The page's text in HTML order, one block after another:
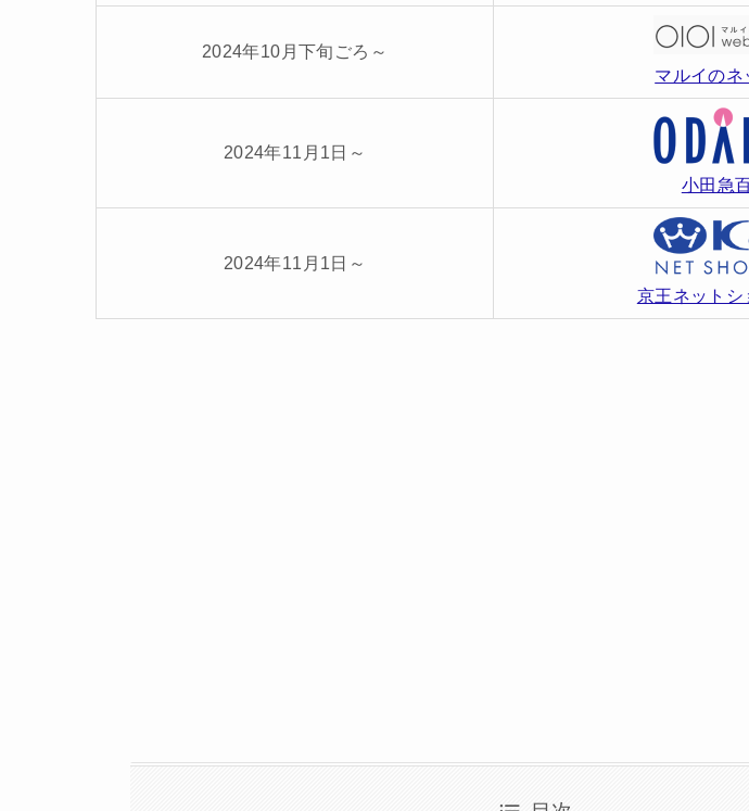
2024年10月下旬ごろ～
マルイのネ
2024年11月1日～
小田急
2024年11月1日～
京王ネットシ